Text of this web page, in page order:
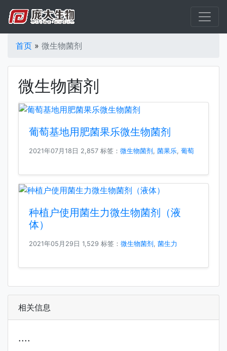
首页 » 微生物菌剂
微生物菌剂
葡萄基地用肥菌果乐微生物菌剂
2021年07月18日 2,857 标签： 微生物菌剂, 菌果乐, 葡萄
种植户使用菌生力微生物菌剂（液
体）
2021年05月29日 1,529 标签： 微生物菌剂 , 菌生力
相关信息
....